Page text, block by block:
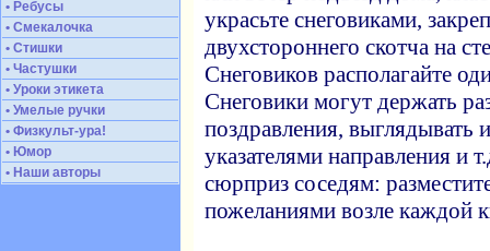
• Ребусы
• Смекалочка
• Стишки
• Частушки
• Уроки этикета
• Умелые ручки
• Физкульт-ура!
• Юмор
• Наши авторы
украсьте снеговиками,
двухстороннего скотча на
Снеговиков располагайте
Снеговики могут держать
поздравления, выглядывать
указателями направления и
сюрприз соседям:
пожеланиями возле каждой